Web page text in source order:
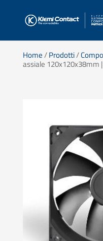
Home/Prodotti/
assiale 120x120x38mm